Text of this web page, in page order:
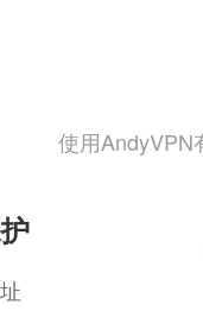
使用AndyVPN